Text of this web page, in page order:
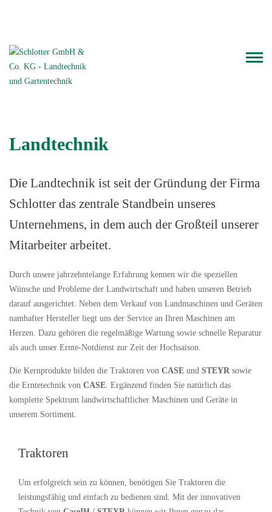
Landtechnik
Die Landtechnik ist seit der Gründung der Firma
Schlotter das zentrale Standbein unseres
Unternehmens, in dem auch der Großteil unserer
Mitarbeiter arbeitet.
Durch unsere jahrzehntelange Erfahrung kennen wir die speziellen
Wünsche und Probleme der Landwirtschaft und haben unseren Betrieb
darauf ausgerichtet. Neben dem Verkauf von Landmaschinen und Geräten
namhafter Hersteller liegt uns der Service an Ihren Maschinen am
Herzen. Dazu gehören die regelmäßige Wartung sowie schnelle Reparatur
als auch unser Ernte-Notdienst zur Zeit der Hochsaison.
Die Kernprodukte bilden die Traktoren von CASE und STEYR sowie
die Erntetechnik von CASE. Ergänzend finden Sie natürlich das
komplette Spektrum landwirtschaftlicher Maschinen und Geräte in
unserem Sortiment.
Traktoren
Um erfolgreich sein zu können, benötigen Sie Traktoren die
leistungsfähig und einfach zu bedienen sind. Mit der innovativen